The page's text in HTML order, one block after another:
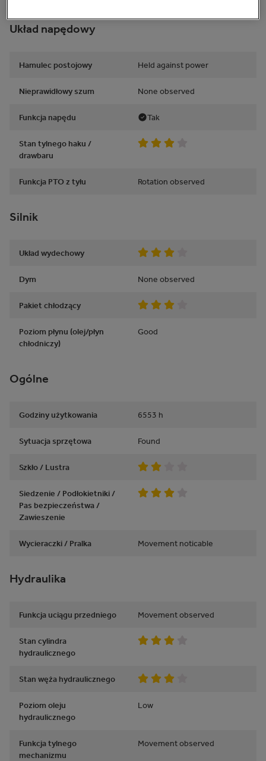
Układ napędowy
Hamulec postojowy Held against power
Nieprawidłowy szum None observed
Funkcja napędu Tak
Stan tylnego haku /
drawbaru
Funkcja PTO z tyłu Rotation observed
Silnik
Układ wydechowy
Dym None observed
Pakiet chłodzący
Poziom płynu (olej/płyn
chłodniczy)
Good
Ogólne
Godziny użytkowania 6553 h
Sytuacja sprzętowa Found
Szkło / Lustra
Siedzenie / Podłokietniki /
Pas bezpieczeństwa /
Zawieszenie
Wycieraczki / Pralka Movement noticable
Hydraulika
Funkcja uciągu przedniego Movement observed
Stan cylindra
hydraulicznego
Stan węża hydraulicznego
Poziom oleju
hydraulicznego
Low
Funkcja tylnego
mechanizmu
Movement observed